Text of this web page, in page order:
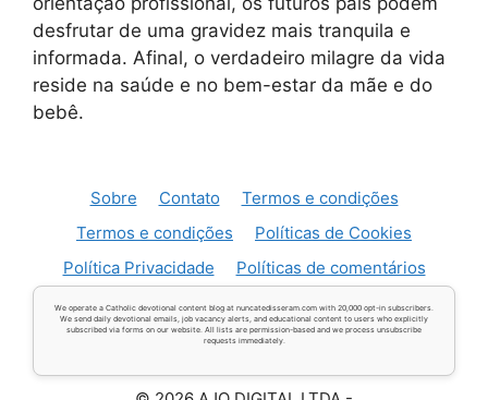
desfrutar de uma gravidez mais tranquila e
informada. Afinal, o verdadeiro milagre da vida
reside na saúde e no bem-estar da mãe e do
bebê.
Sobre Contato
Termos e condições
Termos e condições
Políticas de Cookies
Política Privacidade
Políticas de comentários
We operate a Catholic devotional content blog at nuncatedisseram.com with 20,000 opt-in subscribers.
We send daily devotional emails, job vacancy alerts, and educational content to users who explicitly
subscribed via forms on our website. All lists are permission-based and we process unsubscribe
requests immediately.